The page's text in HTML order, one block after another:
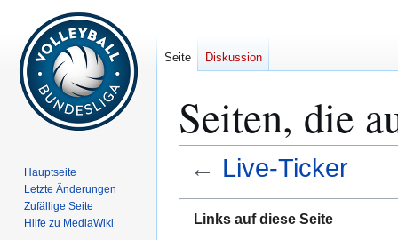
Seiten, die
← Live-Ticker
Navigation
Suche
Links auf diese Seite
Seite Diskussion
Hauptseite
Letzte Änderungen
Zufällige Seite
Hilfe zu MediaWiki